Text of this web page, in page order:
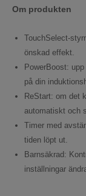
Om produkten
TouchSelect-
önskad effekt.
PowerBoost:
på din
ReStart: om det
automatiskt och
Timer med
tiden löpt ut.
Barnsäkrad:
inställningar